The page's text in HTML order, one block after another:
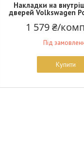
Накладки на
дверей Volkswagen
1 579 ₴/
Під
Купити